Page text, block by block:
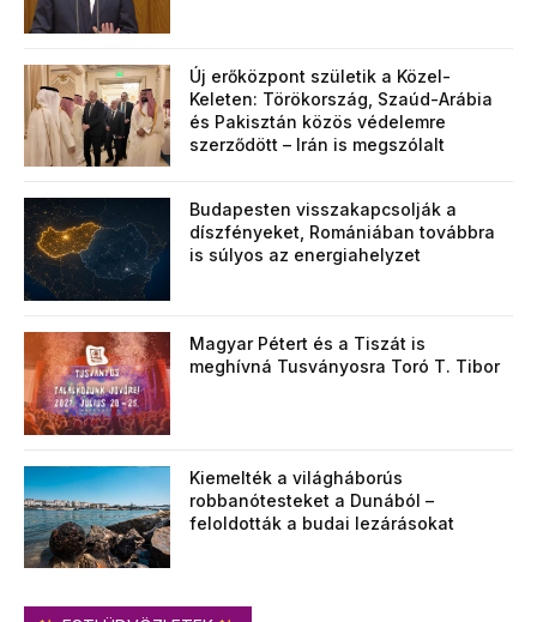
Új erőközpont születik a Közel-
Keleten: Törökország, Szaúd-Arábia
és Pakisztán közös védelemre
szerződött – Irán is megszólalt
Budapesten visszakapcsolják a
díszfényeket, Romániában továbbra
is súlyos az energiahelyzet
Magyar Pétert és a Tiszát is
meghívná Tusványosra Toró T. Tibor
Kiemelték a világháborús
robbanótesteket a Dunából –
feloldották a budai lezárásokat